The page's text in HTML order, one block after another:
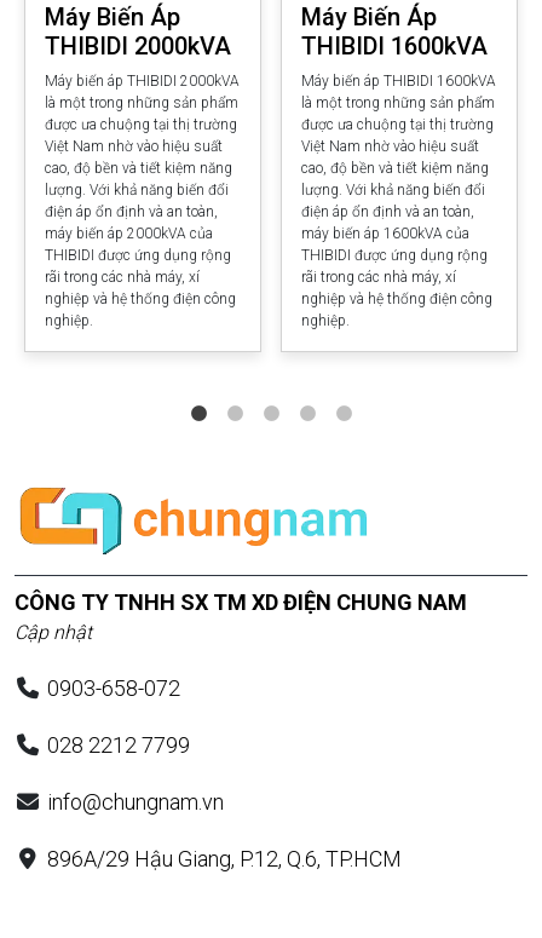
Máy Biến Áp
THIBIDI 2000kVA
Máy biến áp THIBIDI 2000kVA
là một trong những sản phẩm
được ưa chuộng tại thị trường
Việt Nam nhờ vào hiệu suất
cao, độ bền và tiết kiệm năng
lượng. Với khả năng biến đổi
điện áp ổn định và an toàn,
máy biến áp 2000kVA của
THIBIDI được ứng dụng rộng
rãi trong các nhà máy, xí
nghiệp và hệ thống điện công
nghiệp.
Máy Biến Áp
THIBIDI 1600kVA
Máy biến áp THIBIDI 1600kVA
là một trong những sản phẩm
được ưa chuộng tại thị trường
Việt Nam nhờ vào hiệu suất
cao, độ bền và tiết kiệm năng
lượng. Với khả năng biến đổi
điện áp ổn định và an toàn,
máy biến áp 1600kVA của
THIBIDI được ứng dụng rộng
rãi trong các nhà máy, xí
nghiệp và hệ thống điện công
nghiệp.
CÔNG TY TNHH SX TM XD ĐIỆN CHUNG NAM
Cập nhật
0903-658-072
028 2212 7799
info@chungnam.vn
896A/29 Hậu Giang, P.12, Q.6, TP.HCM